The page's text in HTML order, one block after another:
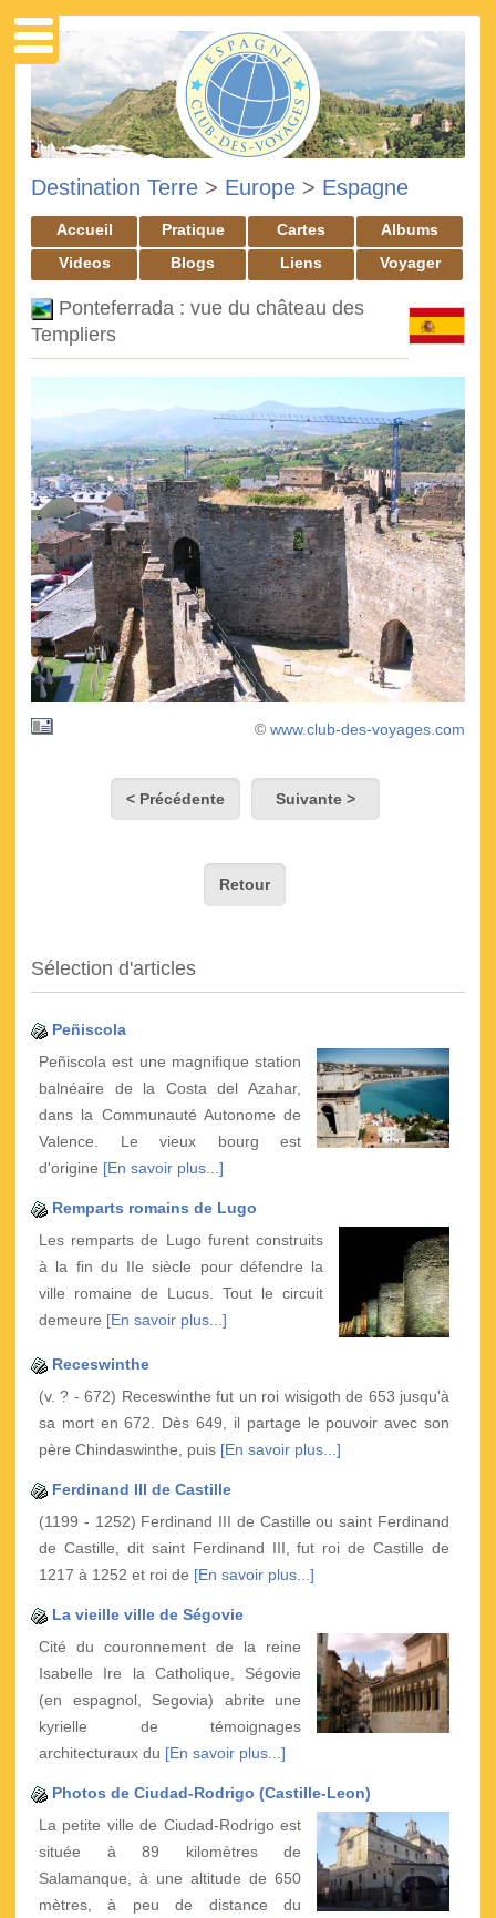
Destination Terre > Europe > Espagne
Accueil Pratique Cartes
Albums
Videos
Blogs Liens Voyager
Ponteferrada : vue du château des
Templiers
© www.club-des-voyages.com
< Précédente Suivante >
Retour
Sélection d'articles
Peñiscola
Peñiscola est une magnifique station
balnéaire de la Costa del Azahar,
dans la Communauté Autonome de
Valence. Le vieux bourg est
d'origine [En savoir plus...]
Remparts romains de Lugo
Les remparts de Lugo furent construits
à la fin du IIe siècle pour défendre la
ville romaine de Lucus. Tout le circuit
demeure [En savoir plus...]
Receswinthe
(v. ? - 672) Receswinthe fut un roi wisigoth de 653 jusqu'à
sa mort en 672. Dès 649, il partage le pouvoir avec son
père Chindaswinthe, puis [En savoir plus...]
Ferdinand III de Castille
(1199 - 1252) Ferdinand III de Castille ou saint Ferdinand
de Castille, dit saint Ferdinand III, fut roi de Castille de
1217 à 1252 et roi de [En savoir plus...]
La vieille ville de Ségovie
Cité du couronnement de la reine
Isabelle Ire la Catholique, Ségovie
(en espagnol, Segovia) abrite une
kyrielle de témoignages
architecturaux du [En savoir plus...]
Photos de Ciudad-Rodrigo (Castille-Leon)
La petite ville de Ciudad-Rodrigo est
située à 89 kilomètres de
Salamanque, à une altitude de 650
mètres, à peu de distance du